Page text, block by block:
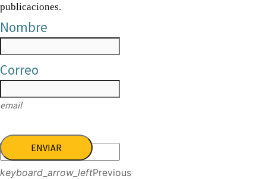
publicaciones.
Nombre
Correo
email
ENVIAR
keyboard_arrow_leftPrevious